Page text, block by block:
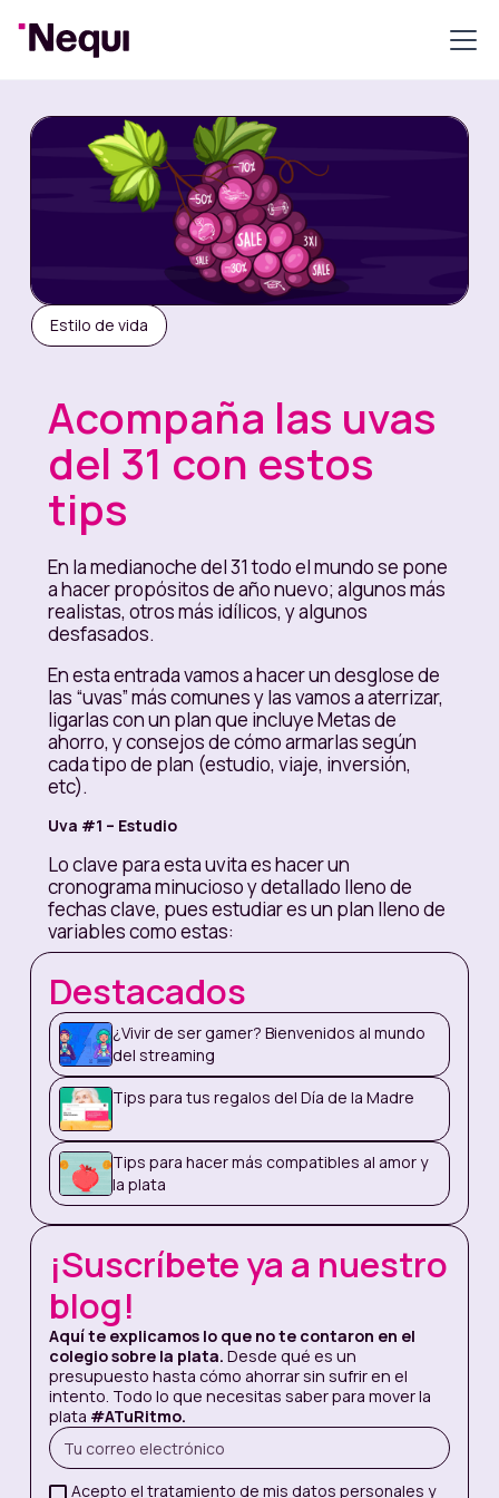
Estilo de vida
Acompaña las uvas
del 31 con estos
tips
En la medianoche del 31 todo el mundo se pone
a hacer propósitos de año nuevo; algunos más
realistas, otros más idílicos, y algunos
desfasados.
En esta entrada vamos a hacer un desglose de
las “uvas” más comunes y las vamos a aterrizar,
ligarlas con un plan que incluye Metas de
ahorro, y consejos de cómo armarlas según
cada tipo de plan (estudio, viaje, inversión,
etc).
Uva #1 – Estudio
Lo clave para esta uvita es hacer un
cronograma minucioso y detallado lleno de
fechas clave, pues estudiar es un plan lleno de
variables como estas:
¿Qué? ¿Curso, diplomado, pregrado,
posgrado, etc.?
¿Dónde? ¿Colombia o en el exterior?
Aparte de la matrícula, ¿qué tantos
costos extras implica mi estudio
(materiales, viajes, costo de vida,
etc.)
¿Cuántos meses o años dura lo que
quiero hacer?
¿Puedo rebajar costos trabajando en
el lugar en el que voy a estar?
¿Tengo que estudiar un nuevo
idioma o perfeccionar lo que ya sé
para poder ingresar al programa?
¿Hay que presentar un examen de
idioma?
¿Debo entregar documentos
Destacados
¿Vivir de ser gamer? Bienvenidos al mundo
del streaming
Tips para tus regalos del Día de la Madre
Tips para hacer más compatibles al amor y
la plata
¡Suscríbete ya a nuestro
blog!
Aquí te explicamos lo que no te contaron en el
colegio sobre la plata. Desde qué es un
presupuesto hasta cómo ahorrar sin sufrir en el
intento. Todo lo que necesitas saber para mover la
plata #ATuRitmo.
Acepto el tratamiento de mis datos personales y